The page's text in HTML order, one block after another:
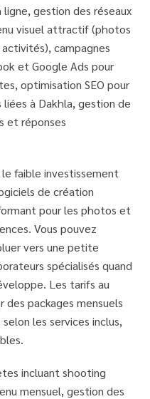
gestion des réseaux
visuel attractif (photos
campagnes
et Google Ads pour
optimisation SEO pour
à Dakhla, gestion de
et réponses
faible investissement
de création
pour les photos et
Vous pouvez
vers une petite
spécialisés quand
Les tarifs au
packages mensuels
les services inclus,
incluant shooting
mensuel, gestion des